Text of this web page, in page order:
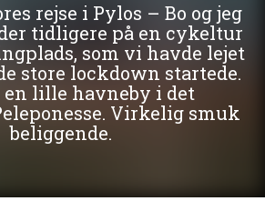
rejse i Pylos – Bo og jeg
tidligere på en cykeltur
som vi havde lejet
store lockdown startede.
en lille havneby i det
Virkelig smuk
beliggende.